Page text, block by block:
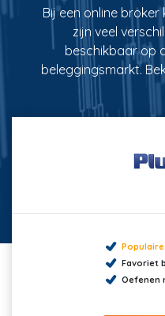
Bij een online broker
zijn veel
beschikbaar op
beleggingsmarkt.
Populaire
Favoriet
Oefenen